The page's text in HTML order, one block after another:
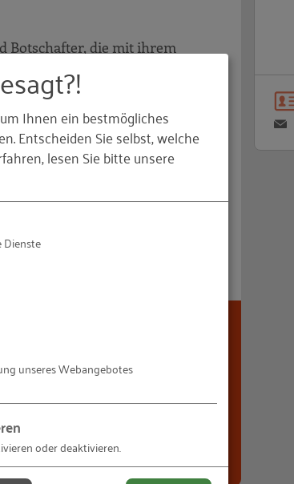
Botschafter, die mit ihrem
wurde auch das
ermöglichen und damit
Auszubildenden und
geteilt und Kontakte
Impulse zu möglichen
Ihnen ein bestmögliches
Entscheiden Sie selbst, welche
lesen Sie bitte unsere
unseres Webangebotes
oder deaktivieren.